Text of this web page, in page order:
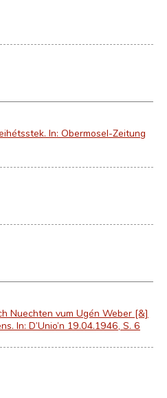
In: Obermosel-Zeitung
Nuechten vum Ugén Weber [&]
In: D’Unio’n 19.04.1946, S. 6